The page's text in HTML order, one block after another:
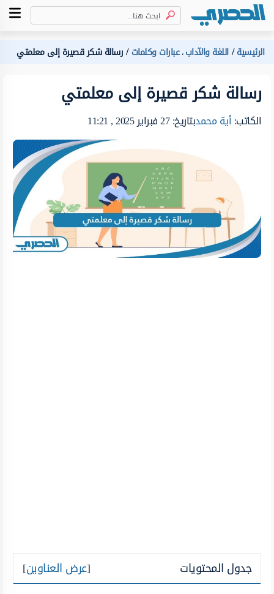
الرئيسية اللغة والآداب،عبارات وكلمات رسالة شكر قصيرة إلى معلمتي
رسالة شكر قصيرة إلى معلمتي
الكاتب:أية محمدبتاريخ: 27 فبراير 2025 , 11:21
جدول المحتويات [عرض العناوين]